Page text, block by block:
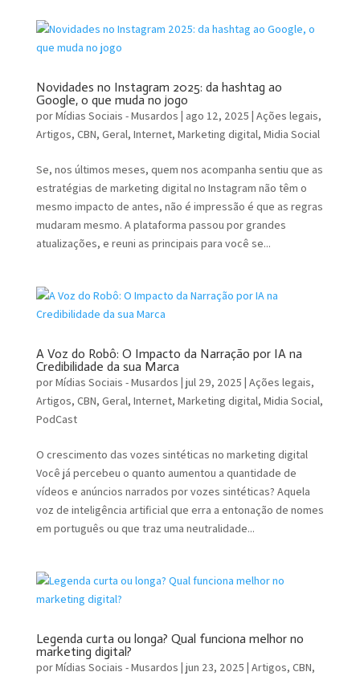
Novidades no Instagram 2025: da hashtag ao
Google, o que muda no jogo
porMídias Sociais - Musardos ago 12, 2025 Ações legais,
Artigos, CBN, Geral, Internet, Marketing digital, Midia Social
Se, nos últimos meses, quem nos acompanha sentiu que as
estratégias de marketing digital no Instagram não têm o
mesmo impacto de antes, não é impressão é que as regras
mudaram mesmo. A plataforma passou por grandes
atualizações, e reuni as principais para você se...
A Voz do Robô: O Impacto da Narração por IA na
Credibilidade da sua Marca
porMídias Sociais - Musardos jul 29, 2025 Ações legais,
Artigos, CBN, Geral, Internet, Marketing digital, Midia Social,
PodCast
O crescimento das vozes sintéticas no marketing digital
Você já percebeu o quanto aumentou a quantidade de
vídeos e anúncios narrados por vozes sintéticas? Aquela
voz de inteligência artificial que erra a entonação de nomes
em português ou que traz uma neutralidade...
Legenda curta ou longa? Qual funciona melhor no
marketing digital?
porMídias Sociais - Musardos jun 23, 2025 Artigos, CBN,